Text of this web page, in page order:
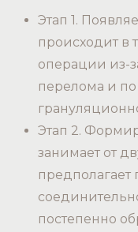
Этап 1.
происходит в
операции из-
перелома и
Этап 2.
занимает от
предполагает
постепенно